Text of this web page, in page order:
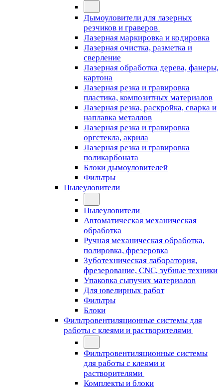
Дымоуловители для лазерных
резчиков и граверов
Лазерная маркировка и кодировка
Лазерная очистка, разметка и
сверление
Лазерная обработка дерева, фанеры,
картона
Лазерная резка и гравировка
пластика, композитных материалов
Лазерная резка, раскройка, сварка и
наплавка металлов
Лазерная резка и гравировка
оргстекла, акрила
Лазерная резка и гравировка
поликарбоната
Блоки дымоуловителей
Фильтры
Пылеуловители
Пылеуловители
Автоматическая механическая
обработка
Ручная механическая обработка,
полировка, фрезеровка
Зуботехническая лаборатория,
фрезерование, CNC, зубные техники
Упаковка сыпучих материалов
Для ювелирных работ
Фильтры
Блоки
Фильтровентиляционные системы для
работы с клеями и растворителями
Фильтровентиляционные системы
для работы с клеями и
растворителями
Комплекты и блоки